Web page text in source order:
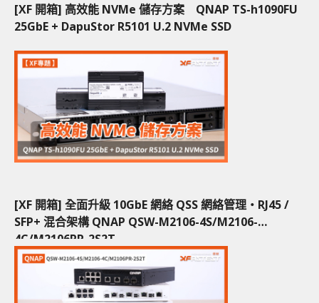
[XF 開箱] 高效能 NVMe 儲存方案 QNAP TS-h1090FU
25GbE + DapuStor R5101 U.2 NVMe SSD
[XF 開箱] 全面升級 10GbE 網絡 QSS 網絡管理‧RJ45 /
SFP+ 混合架構 QNAP QSW-M2106-4S/M2106-
4C/M2106PR-2S2T